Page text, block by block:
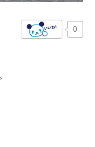
0